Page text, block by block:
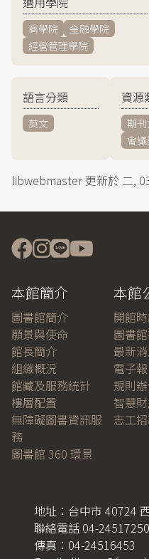
商學院
金融學院
經營管理學院
語言分類
英文
資源
期
會
libwebmaster更新於 二,
本館簡介
圖書館簡介
願景與使命
館長簡介
組織概況
館藏及服務統計
樓層配置
無障礙圖書資訊服
務
圖書館 360 環景
本館
開館
圖書
最新
電子報
規則
智慧
志工
地址：台中市 40724
聯絡電話 04-
傳真：04-24516453